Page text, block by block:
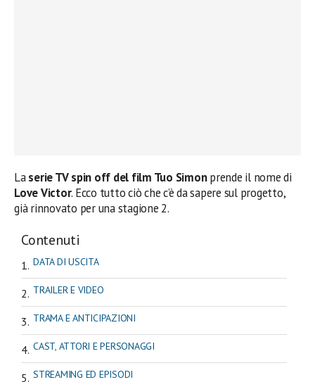
Laserie TV spin off del film Tuo Simonprende il nome di
Love Victor. Ecco tutto ciò che c’è da sapere sul progetto,
già rinnovato per una stagione 2.
Contenuti
DATA DI USCITA
TRAILER E VIDEO
TRAMA E ANTICIPAZIONI
CAST, ATTORI E PERSONAGGI
STREAMING ED EPISODI